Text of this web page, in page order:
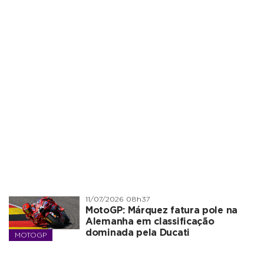
MOTOGP
11/07/2026 08h37
MotoGP: Márquez fatura pole na
Alemanha em classificação
dominada pela Ducati